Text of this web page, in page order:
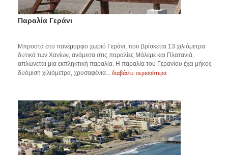
Παραλία Γεράνι
Μπροστά στο πανέμορφο χωριό Γεράνι, που βρίσκεται 13 χιλιόμετρα
δυτικά των Χανίων, ανάμεσα στις παραλίες Μάλεμε και Πλατανιά,
απλώνεται μια εκπληκτική παραλία. Η παραλία του Γερανίου έχει μήκος
δυόμιση χιλιόμετρα, χρυσαφένια... διαβάστε περισσότερα